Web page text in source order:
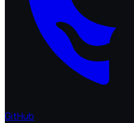
GitHub